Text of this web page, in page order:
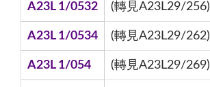
A23L 1/0532 (轉見A23L29/256)
A23L 1/0534 (轉見A23L29/262)
A23L 1/054 (轉見A23L29/269)